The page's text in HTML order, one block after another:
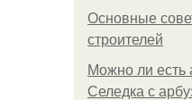
Основные
строителей
Можно ли есть
Селедка с